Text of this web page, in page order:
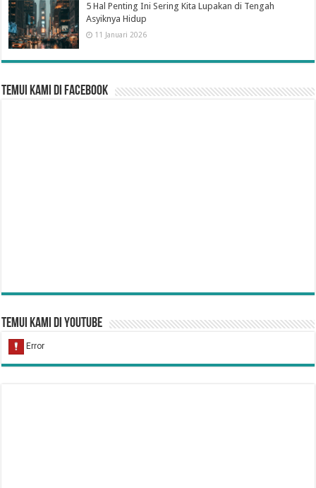
5 Hal Penting Ini Sering Kita Lupakan di Tengah
Asyiknya Hidup
11 Januari 2026
Temui Kami di Facebook
Temui Kami di YouTube